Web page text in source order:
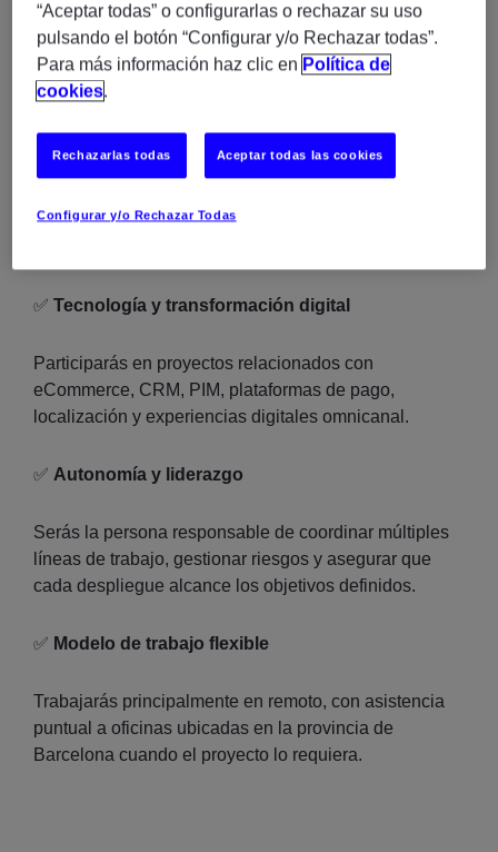
Gestionarás todas las fases del ciclo de vida del
proyecto, desde la planificación hasta el lanzamiento y
la fase de estabilización (hypercare).
✅Entorno internacional
distintos países y proveedores especializados,
✅ Tecnología y transformación digital
Participarás en proyectos relacionados con
eCommerce, CRM, PIM, plataformas de pago,
localización y experiencias digitales omnicanal.
✅ Autonomía y liderazgo
Serás la persona responsable de coordinar múltiples
líneas de trabajo, gestionar riesgos y asegurar que
cada despliegue alcance los objetivos definidos.
✅ Modelo de trabajo flexible
Trabajarás principalmente en remoto, con asistencia
puntual a oficinas ubicadas en la provincia de
Barcelona cuando el proyecto lo requiera.
“Aceptar todas” o configurarlas o rechazar su uso
pulsando el botón “Configurar y/o Rechazar todas”.
Para más información haz clic en Política de
cookies.
Configurar y/o Rechazar Todas
Rechazarlas todas Aceptar todas las cookies